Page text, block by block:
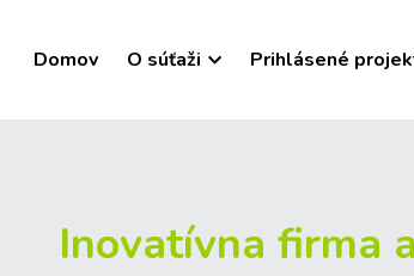
Domov O súťaži Prihlásené
Inovatívna firma